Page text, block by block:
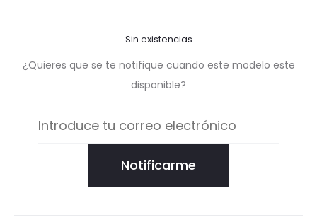
Sin existencias
¿Quieres que se te notifique cuando este modelo este
disponible?
Notificarme